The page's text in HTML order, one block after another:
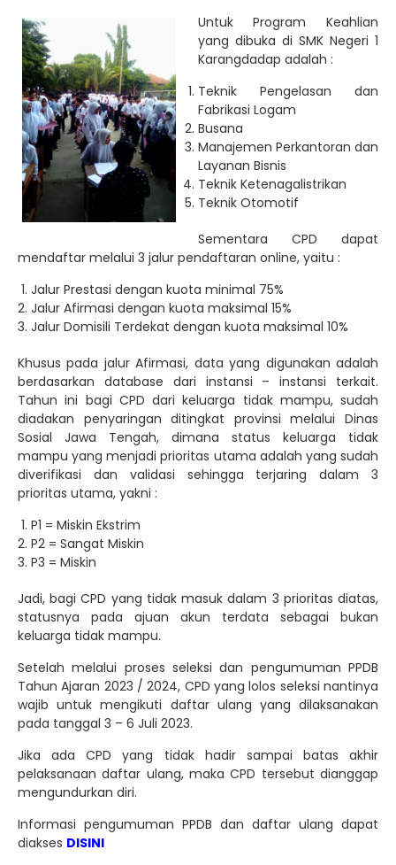
Untuk Program Keahlian
yang dibuka di SMK Negeri 1
Karangdadap adalah :
Teknik Pengelasan dan
Fabrikasi Logam
Busana
Manajemen Perkantoran dan
Layanan Bisnis
Teknik Ketenagalistrikan
Teknik Otomotif
Sementara CPD dapat
mendaftar melalui 3 jalur pendaftaran online, yaitu :
Jalur Prestasi dengan kuota minimal 75%
Jalur Afirmasi dengan kuota maksimal 15%
Jalur Domisili Terdekat dengan kuota maksimal 10%
Khusus pada jalur Afirmasi, data yang digunakan adalah
berdasarkan database dari instansi – instansi terkait.
Tahun ini bagi CPD dari keluarga tidak mampu, sudah
diadakan penyaringan ditingkat provinsi melalui Dinas
Sosial Jawa Tengah, dimana status keluarga tidak
mampu yang menjadi prioritas utama adalah yang sudah
diverifikasi dan validasi sehingga terjaring dalam 3
prioritas utama, yakni :
P1 = Miskin Ekstrim
P2 = Sangat Miskin
P3 = Miskin
Jadi, bagi CPD yang tidak masuk dalam 3 prioritas diatas,
statusnya pada ajuan akun terdata sebagai bukan
keluarga tidak mampu.
Setelah melalui proses seleksi dan pengumuman PPDB
Tahun Ajaran 2023 / 2024, CPD yang lolos seleksi nantinya
wajib untuk mengikuti daftar ulang yang dilaksanakan
pada tanggal 3 – 6 Juli 2023.
Jika ada CPD yang tidak hadir sampai batas akhir
pelaksanaan daftar ulang, maka CPD tersebut dianggap
mengundurkan diri.
Informasi pengumuman PPDB dan daftar ulang dapat
diakses DISINI